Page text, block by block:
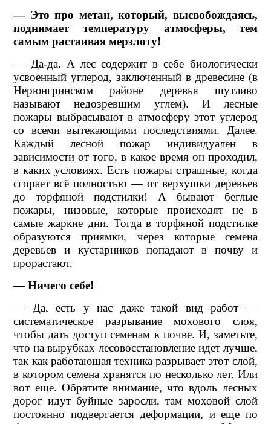
— Это про метан, который, высвобождаясь,
поднимает температуру атмосферы, тем
самым растаивая мерзлоту!
— Да-да. А лес содержит в себе биологически
усвоенный углерод, заключенный в древесине (в
Нерюнгринском районе деревья шутливо
называют недозревшим углем). И лесные
пожары выбрасывают в атмосферу этот углерод
со всеми вытекающими последствиями. Далее.
Каждый лесной пожар индивидуален в
зависимости от того, в какое время он проходил,
в каких условиях. Есть пожары страшные, когда
сгорает всё полностью — от верхушки деревьев
до торфяной подстилки! А бывают беглые
пожары, низовые, которые происходят не в
самые жаркие дни. Тогда в торфяной подстилке
образуются приямки, через которые семена
деревьев и кустарников попадают в почву и
прорастают.
— Ничего себе!
— Да, есть у нас даже такой вид работ —
систематическое разрывание мохового слоя,
чтобы дать доступ семенам к почве. И, заметьте,
что на вырубках лесовосстановление идет лучше,
так как работающая техника разрывает этот слой,
в котором семена хранятся по несколько лет. Или
вот еще. Обратите внимание, что вдоль лесных
дорог идут буйные заросли, там моховой слой
постоянно подвергается деформации, и еще по